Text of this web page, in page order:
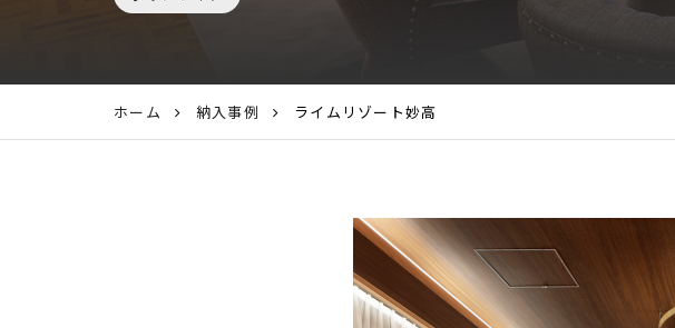
ホーム 納入事例 ライムリゾート妙高